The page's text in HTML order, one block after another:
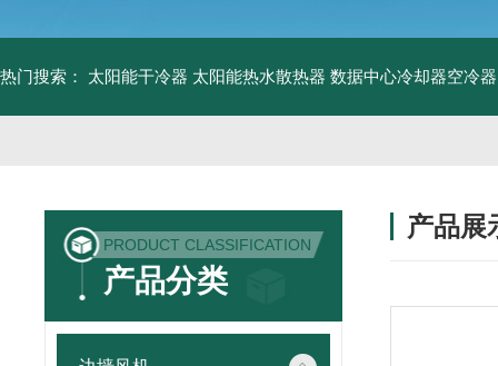
热门搜索： 太阳能干冷器 太阳能热水散热器 数据中心冷却器空冷器
PRODUCT CLASSIFICATION
产品分类
产品展